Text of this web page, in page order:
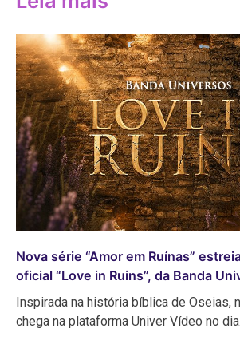
Nova série “Amor em Ruínas”
oficial “Love in Ruins”, da Banda
Inspirada na história bíblica de Oseias,
chega na plataforma Univer Vídeo no